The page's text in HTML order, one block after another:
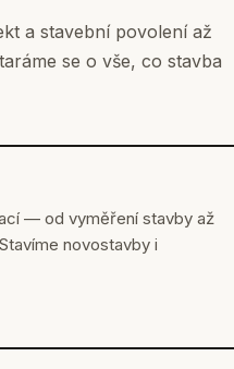
a stavební povolení až
se o vše, co stavba
— od vyměření stavby až
novostavby i